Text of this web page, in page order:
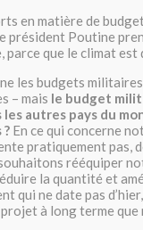
en matière de
président Poutine
que le climat est
les budgets
– mais le budget
autres pays du
En ce qui concerne
pratiquement pas,
rééquiper
la quantité et
ne date pas d’hier,
projet à long terme